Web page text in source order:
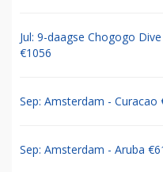
Jul: 9-daagse Chogogo
€1056
Sep: Amsterdam - Curacao
Sep: Amsterdam - Aruba